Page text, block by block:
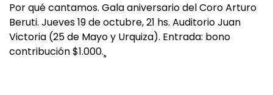
Por qué cantamos. Gala aniversario del Coro Arturo
Beruti. Jueves 19 de octubre, 21 hs. Auditorio Juan
Victoria (25 de Mayo y Urquiza). Entrada: bono
contribución $1.000.¸